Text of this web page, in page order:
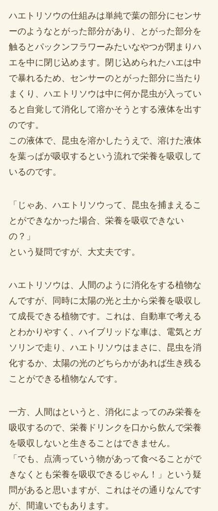
ハエトリソウの仕組みは単純で葉の部分にセンサ
ーのようなとがった部分があり、とがった部分を
触るとパックンフラワーみたいなやつが閉まりハ
エを中に閉じ込めます。閉じ込められたハエは中
で暴れるため、センサーのとがった部分に当たり
まくり、ハエトリソウは中に何か昆虫が入ってい
ると自覚して消化して溶かそうとする液体を出す
のです。
この液体で、昆虫を溶かしたうえで、溶けた液体
を葉っぱが吸収するという流れで栄養を吸収して
いるのです。
「じゃあ、ハエトリソウって、昆虫を捕まえるこ
とができなかった場合、栄養を吸収できない
の？」
という疑問ですが、大丈夫です。
ハエトリソウは、人間のように消化をする植物な
んですが、同時に太陽の光と土から栄養を吸収し
て成長できる植物です。これは、自動車で考える
とわかりやすく、ハイブリッドな車は、電気とガ
ソリンで走り、ハエトリソウはまさに、昆虫を消
化するか、太陽の光のどちらかがあれば生き残る
ことができる植物なんです。
一方、人間はというと、消化によってのみ栄養を
吸収するので、栄養ドリンクを口から飲んで栄養
を吸収しないと生きることはできません。
「でも、点滴っていう物があって食べることがで
きなくとも栄養を吸収できるじゃん！」という疑
問があると思いますが、これはその通りなんです
が、間違いでもあります。